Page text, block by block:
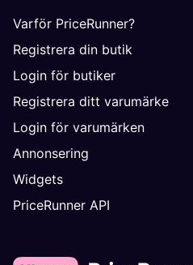
Varför PriceRunner?
Registrera din butik
Login för butiker
Registrera ditt varumärke
Login för varumärken
Annonsering
Widgets
PriceRunner API